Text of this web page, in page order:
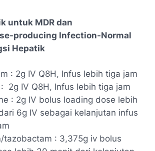
untuk MDR dan
producing Infection-Normal
Hepatik
: 2g IV Q8H, Infus lebih tiga jam
2g IV Q8H, Infus lebih tiga jam
: 2g IV bolus loading dose lebih
6g IV sebagai kelanjutan infus
tazobactam : 3,375g iv bolus